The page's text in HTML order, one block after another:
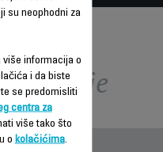
su neophodni za
informacija o
i da biste
se predomisliti
centra za
više tako što
o kolačićima.